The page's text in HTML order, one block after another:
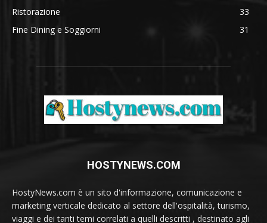
Ristorazione
33
Fine Dining e Soggiorni
31
HOSTYNEWS.COM
HostyNews.com è un sito d'informazione, comunicazione e
marketing verticale dedicato al settore dell'ospitalità, turismo,
viaggi e dei tanti temi correlati a quelli descritti , destinato agli